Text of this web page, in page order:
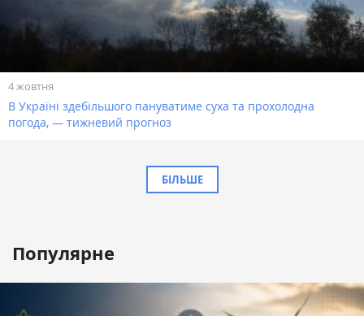
4 жовтня
В Україні здебільшого пануватиме суха та прохолодна
погода, — тижневий прогноз
БІЛЬШЕ
Популярне